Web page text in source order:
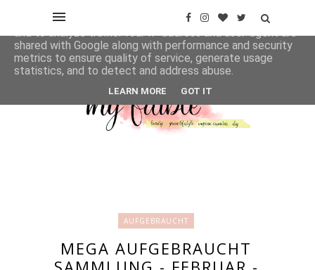
AUFGEBRAUCHT
MEGA AUFGEBRAUCHT
This site uses cookies from Google to deliver its services
and to analyze traffic. Your IP address and user-agent are
shared with Google along with performance and security
metrics to ensure quality of service, generate usage
statistics, and to detect and address abuse.
LEARN MORE GOT IT